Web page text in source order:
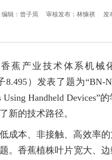
编辑：曾子焉 审核发布：林慷祺 发
蕉产业技术体系机械
）发表了题为“BN-
Using Handheld
新的技术路径。
成本、非接触、高效率
。香蕉植株叶片宽大、